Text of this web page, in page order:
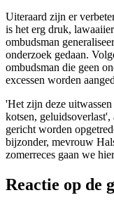
Uiteraard zijn er
is het erg druk,
ombudsman
onderzoek gedaan.
ombudsman die geen
excessen worden
'Het zijn deze
kotsen,
gericht worden
bijzonder, mevrouw
zomerreces gaan we
Reactie op de